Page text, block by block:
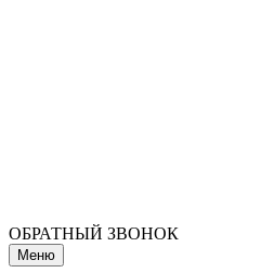
ОБРАТНЫЙ ЗВОНОК
Меню